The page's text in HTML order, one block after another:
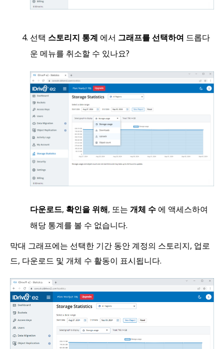
선택 스토리지 통계 에서 그래프를 선택하여 드롭다
운 메뉴를 취소할 수 있나요?
다운로드, 확인을 위해, 또는 개체 수 에 액세스하여
해당 통계를 볼 수 없습니다.
막대 그래프에는 선택한 기간 동안 계정의 스토리지, 업로
드, 다운로드 및 개체 수 활동이 표시됩니다.